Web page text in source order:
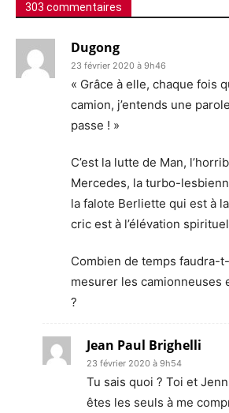
303 commentaires
Dugong
23 février 2020 à 9h46
« Grâce à elle, chaque fois
camion, j’entends une
passe ! »
C’est la lutte de Man,
Mercedes, la turbo-
la falote Berliette qui est à
cric est à l’élévation
Combien de temps faudra-
mesurer les camionneuses
?
Jean Paul Brighelli
23 février 2020 à 9h54
Tu sais quoi ? Toi et
êtes les seuls à me